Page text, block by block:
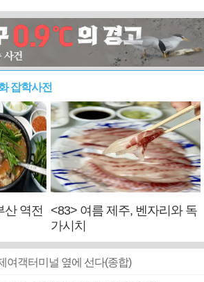
잡학사전
산 역전
<83> 여름 제주, 벤자리와 독
가시치
여객터미널 옆에 선다(종합)